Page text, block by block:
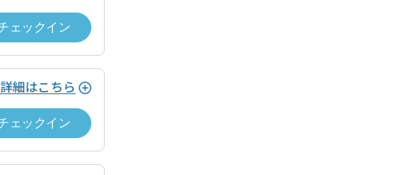
ェックイン
細はこちら
ェックイン
ポイントを、利用額の5%分進呈。
円 × 5% = 12.5 → 12ポイント付与。）
。
ス利用の決済の翌日に付与されます。
により特典付与対象外とする場合がございま
い。
り予告なく終了・変更する場合がございま